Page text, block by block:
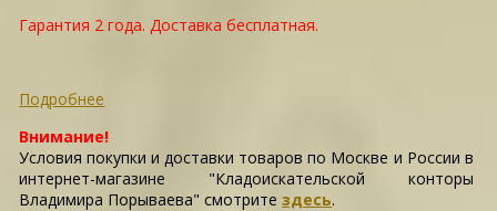
Гарантия 2 года. Доставка бесплатная.
Подробнее
Внимание!
Условия покупки и доставки товаров по Москве и России в
интернет-магазине "Кладоискательской конторы
Владимира Порываева" смотритездесь.